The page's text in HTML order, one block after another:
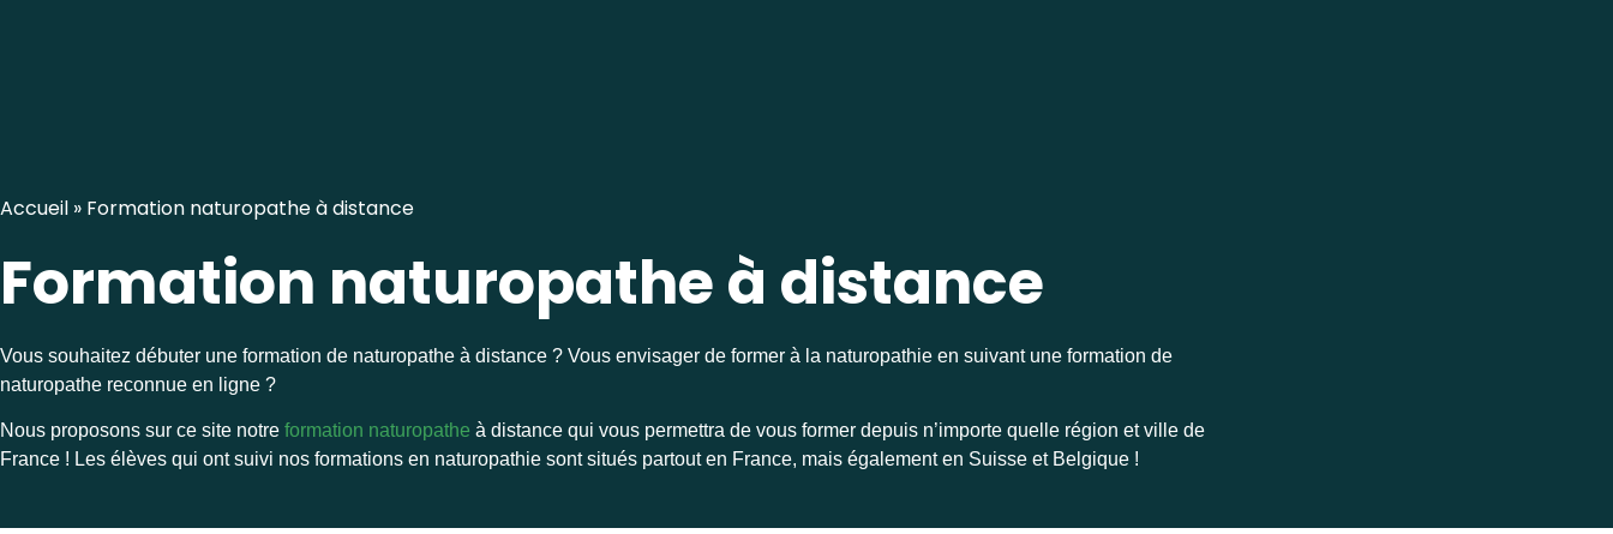
Accueil » Formation naturopathe à distance
Formation naturopathe à distance
Vous souhaitez débuter une formation de naturopathe à distance ? Vous envisager de former à la naturopathie en suivant une formation de
naturopathe reconnue en ligne ?
Nous proposons sur ce site notre formation naturopathe à distance qui vous permettra de vous former depuis n’importe quelle région et ville de
France ! Les élèves qui ont suivi nos formations en naturopathie sont situés partout en France, mais également en Suisse et Belgique !